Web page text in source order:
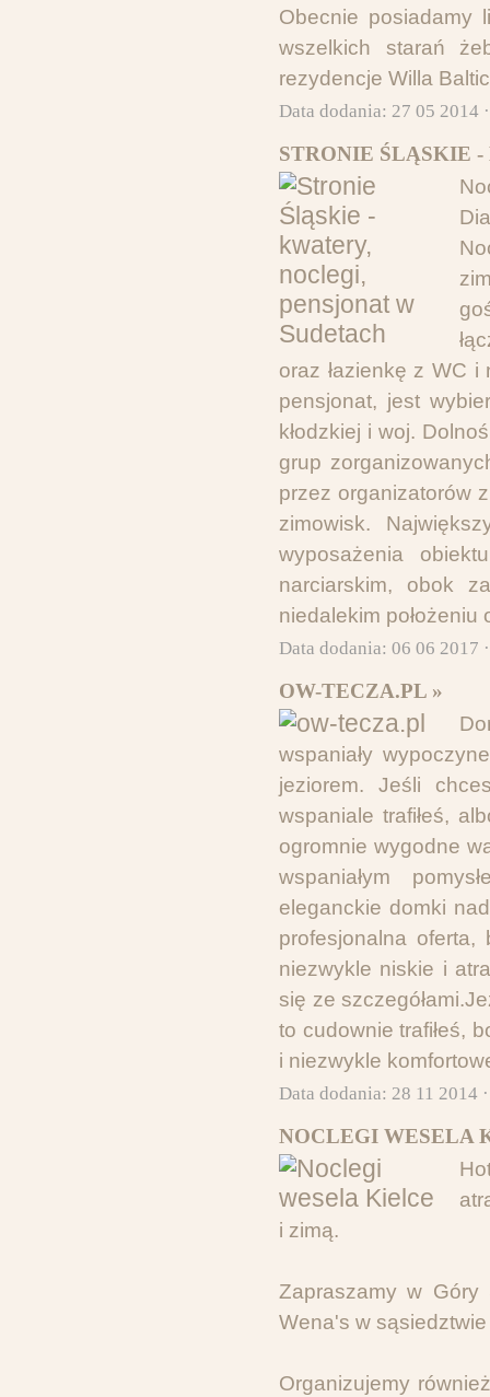
Obecnie posiadamy
wszelkich starań
rezydencje Willa
Data dodania: 27 05 2014
STRONIE ŚLĄSKIE
oraz łazienkę z WC i
pensjonat, jest
kłodzkiej i woj.
grup
przez organizatorów
zimowisk.
wyposażenia
narciarskim, obok
niedalekim
Data dodania: 06 06 2017
OW-TECZA.PL »
wspaniały
jeziorem. Jeśli
wspaniale trafiłeś,
ogromnie wygodne
wspaniałym
eleganckie domki
profesjonalna
niezwykle niskie i
się ze
to cudownie trafiłeś,
i niezwykle
Data dodania: 28 11 2014
NOCLEGI WESELA
i zimą.
Zapraszamy w Góry
Wena's w
Organizujemy